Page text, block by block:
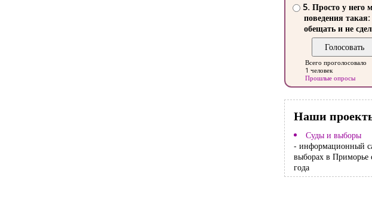
5. Просто у него
поведения такая:
обещать и не
Всего проголосовало
1 человек
Прошлые опросы
Наши
Суды и выборы
- информационный
выборах в Приморье
года